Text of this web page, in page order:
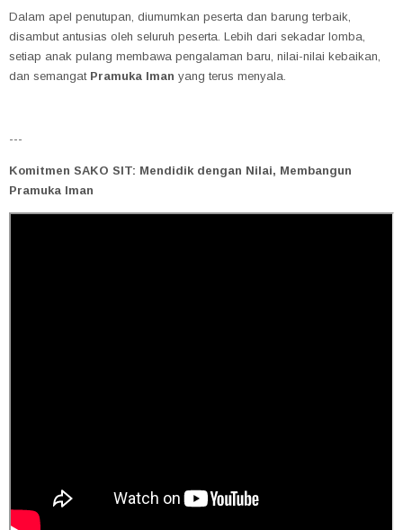
Dalam apel penutupan, diumumkan peserta dan barung terbaik,
disambut antusias oleh seluruh peserta. Lebih dari sekadar lomba,
setiap anak pulang membawa pengalaman baru, nilai-nilai kebaikan,
dan semangat Pramuka Iman yang terus menyala.
---
Komitmen SAKO SIT: Mendidik dengan Nilai, Membangun
Pramuka Iman